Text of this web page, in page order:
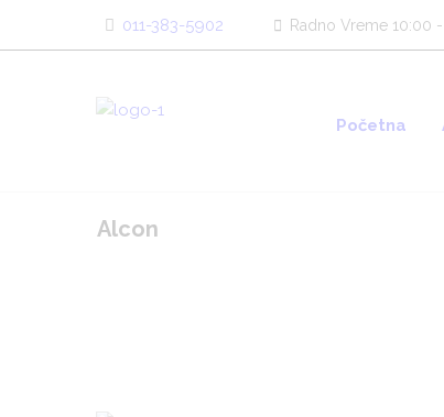
011-383-5902 Radno Vreme 10:00
Početna
Alcon